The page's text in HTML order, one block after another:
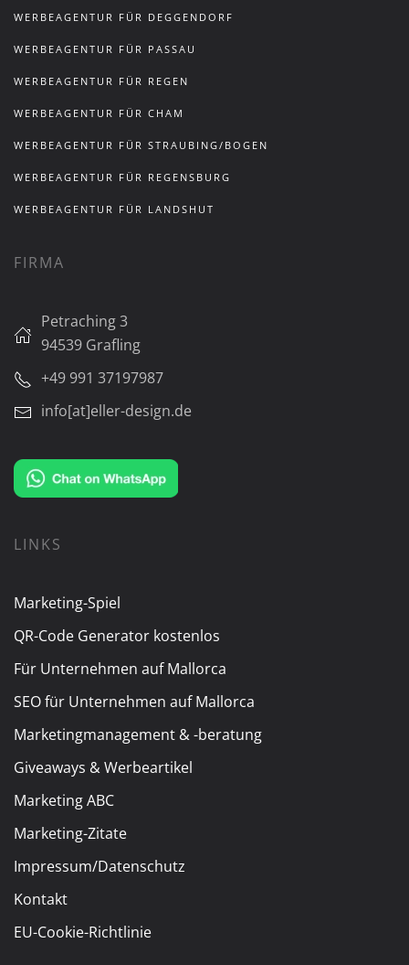
WERBEAGENTUR FÜR DEGGENDORF
WERBEAGENTUR FÜR PASSAU
WERBEAGENTUR FÜR REGEN
WERBEAGENTUR FÜR CHAM
WERBEAGENTUR FÜR STRAUBING/BOGEN
WERBEAGENTUR FÜR REGENSBURG
WERBEAGENTUR FÜR LANDSHUT
FIRMA
Petraching 3
94539 Grafling
+49 991 37197987
info[at]eller-design.de
LINKS
Marketing-Spiel
QR-Code Generator kostenlos
Für Unternehmen auf Mallorca
SEO für Unternehmen auf Mallorca
Marketingmanagement & -beratung
Giveaways & Werbeartikel
Marketing ABC
Marketing-Zitate
Impressum/Datenschutz
Kontakt
EU-Cookie-Richtlinie